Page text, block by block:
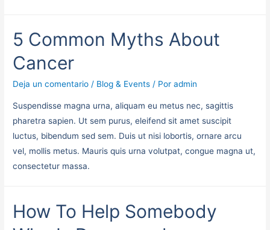
5 Common Myths About
Cancer
Deja un comentario / Blog & Events / Poradmin
Suspendisse magna urna, aliquam eu metus nec, sagittis
pharetra sapien. Ut sem purus, eleifend sit amet suscipit
luctus, bibendum sed sem. Duis ut nisi lobortis, ornare arcu
vel, mollis metus. Mauris quis urna volutpat, congue magna ut,
consectetur massa.
How To Help Somebody